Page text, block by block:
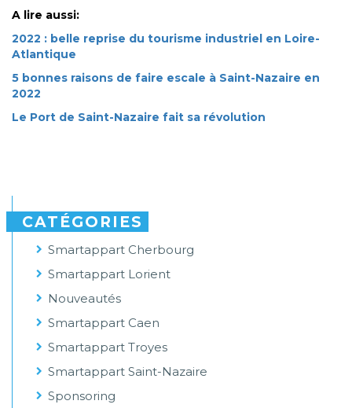
A lire aussi:
2022 : belle reprise du tourisme industriel en Loire-
Atlantique
5 bonnes raisons de faire escale à Saint-Nazaire en
2022
Le Port de Saint-Nazaire fait sa révolution
CATÉGORIES
Smartappart Cherbourg
Smartappart Lorient
Nouveautés
Smartappart Caen
Smartappart Troyes
Smartappart Saint-Nazaire
Sponsoring